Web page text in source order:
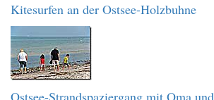
Kitesurfen an der Ostsee-Holzbuhne
Ostsee-Strandspaziergang mit Oma